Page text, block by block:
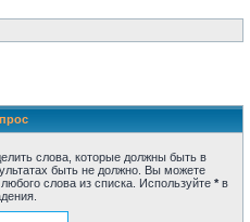
слова, которые должны быть в
быть не должно. Вы можете
слова из списка. Используйте * в